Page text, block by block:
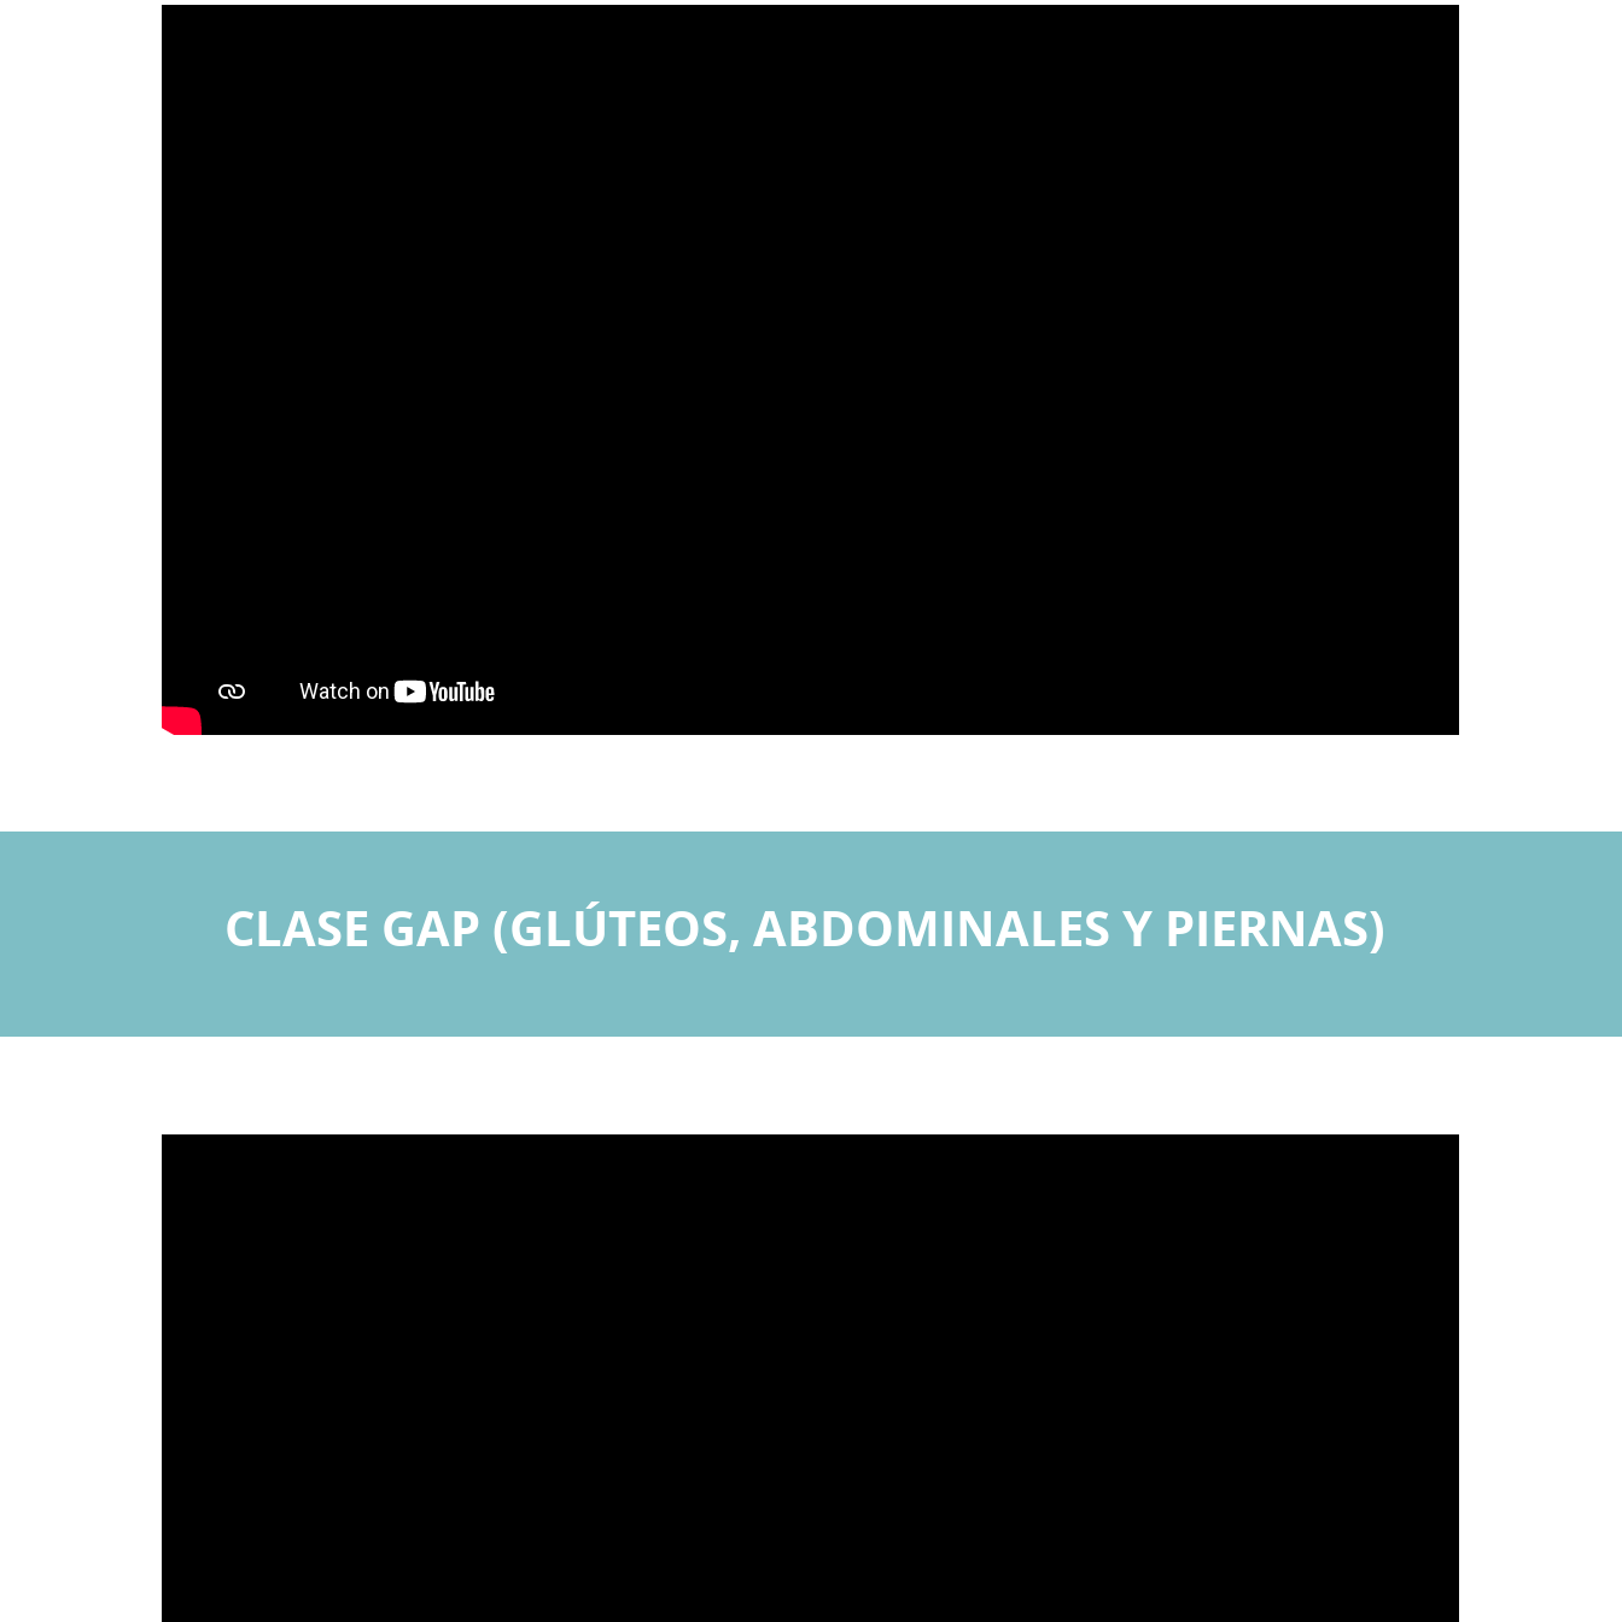
CLASE GAP (GLÚTEOS, ABDOMINALES Y PIERNAS)